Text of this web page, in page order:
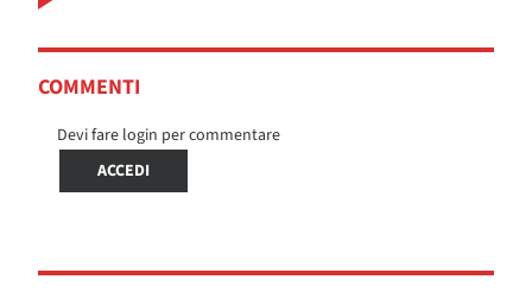
COMMENTI
Devi fare login per commentare
ACCEDI